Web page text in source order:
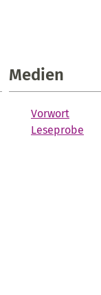
Medien
Vorwort
Leseprobe